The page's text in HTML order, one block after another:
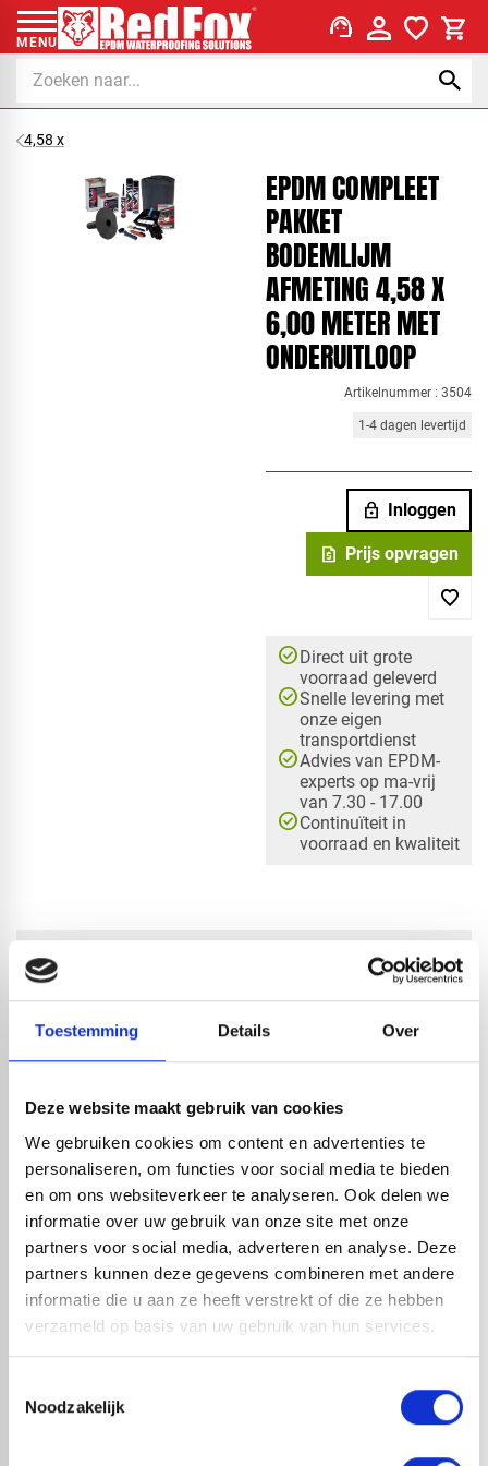
Toestemming Details Over
Deze website maakt gebruik van cookies
We gebruiken cookies om content en advertenties te
personaliseren, om functies voor social media te bieden
en om ons websiteverkeer te analyseren. Ook delen we
informatie over uw gebruik van onze site met onze
partners voor social media, adverteren en analyse. Deze
partners kunnen deze gegevens combineren met andere
informatie die u aan ze heeft verstrekt of die ze hebben
verzameld op basis van uw gebruik van hun services.
Noodzakelijk
MENU support_agent
4,58 x
EPDM COMPLEET
PAKKET
BODEMLIJM
AFMETING 4,58 X
6,00 METER MET
ONDERUITLOOP
Artikelnummer : 3504
1-4 dagen levertijd
lock Inloggen
request_quote Prijs opvragen
check_circleDirect uit grote
voorraad geleverd
check_circleSnelle levering met
onze eigen
transportdienst
check_circleAdvies van EPDM-
experts op ma-vrij
van 7.30 - 17.00
check_circleContinuïteit in
voorraad en kwaliteit
A-merk met KOMO® keurmerk
check_circle Leverancier met expertise in EPDM-verwerking
check_circle40+ RedFox® dealers in NL
HANDIG OM ER BIJ TE KOPEN
BODEMLIJM AFMETING 4,58 X
10,00 METER MET
BODEMLIJM AFMETING 4,58 X